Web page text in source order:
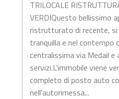
TRILOCALE
VERDIQuesto bellissimo
ristrutturato di recente,
tranquilla e nel contempo
centralissima via Medail
servizi.L'immobile viene
completo di posto auto
nell'autorimessa...